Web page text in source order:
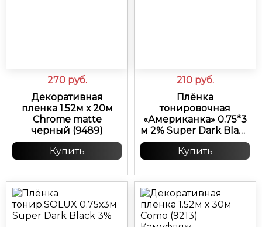
270 руб.
Декоративная
пленка 1.52м х 20м
Chrome matte
черный (9489)
Купить
210 руб.
Плёнка
тонировочная
«Американка» 0.75*3
м 2% Super Dark Black
треугол. упак.
Купить